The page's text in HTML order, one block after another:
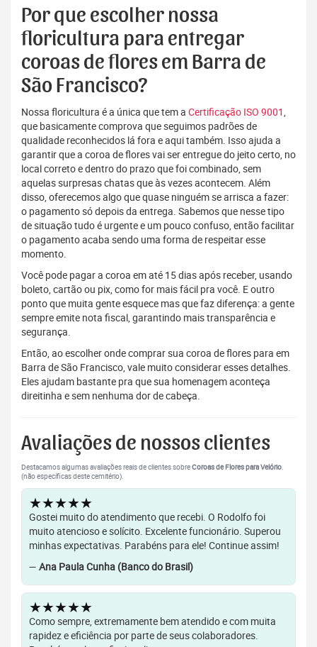
Por que escolher nossa
floricultura para entregar
coroas de flores em Barra de
São Francisco?
Nossa floricultura é a única que tem a Certificação ISO 9001,
que basicamente comprova que seguimos padrões de
qualidade reconhecidos lá fora e aqui também. Isso ajuda a
garantir que a coroa de flores vai ser entregue do jeito certo, no
local correto e dentro do prazo que foi combinado, sem
aquelas surpresas chatas que às vezes acontecem. Além
disso, oferecemos algo que quase ninguém se arrisca a fazer:
o pagamento só depois da entrega. Sabemos que nesse tipo
de situação tudo é urgente e um pouco confuso, então facilitar
o pagamento acaba sendo uma forma de respeitar esse
momento.
Você pode pagar a coroa em até 15 dias após receber, usando
boleto, cartão ou pix, como for mais fácil pra você. E outro
ponto que muita gente esquece mas que faz diferença: a gente
sempre emite nota fiscal, garantindo mais transparência e
segurança.
Então, ao escolher onde comprar sua coroa de flores para em
Barra de São Francisco, vale muito considerar esses detalhes.
Eles ajudam bastante pra que sua homenagem aconteça
direitinha e sem nenhuma dor de cabeça.
Avaliações de nossos clientes
Destacamos algumas avaliações reais de clientes sobreCoroas de Flores para Velório.
(não específicas deste cemitério).
★★★★★
Gostei muito do atendimento que recebi. O Rodolfo foi
muito atencioso e solícito. Excelente funcionário. Superou
minhas expectativas. Parabéns para ele! Continue assim!
— Ana Paula Cunha (Banco do Brasil)
★★★★★
Como sempre, extremamente bem atendido e com muita
rapidez e eficiência por parte de seus colaboradores.